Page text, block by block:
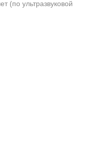
(по ультразвуковой